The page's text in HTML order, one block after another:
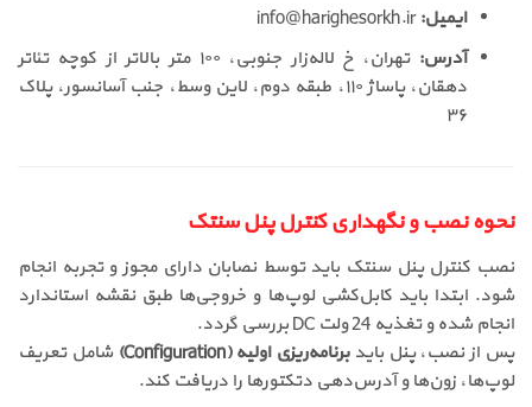
ایمیل: info@harighesorkh.ir
آدرس:
تهران، خ لاله‌زار جنوبی، ۱۰۰ متر بالاتر از کوچه تئاتر
دهقان، پاساژ ۱۱۰، طبقه دوم، لاین وسط، جنب آسانسور، پلاک
۳۶
نحوه نصب و نگهداری کنترل پنل سنتک
نصب کنترل پنل سنتک باید توسط نصابان دارای مجوز و تجربه انجام
شود. ابتدا باید کابل‌کشی لوپ‌ها و خروجی‌ها طبق نقشه استاندارد
انجام شده و تغذیه 24 ولت DC بررسی گردد.
پس از نصب، پنل بایدبرنامه‌ریزی اولیه (Configuration)
شامل تعریف
لوپ‌ها، زون‌ها و آدرس‌دهی دتکتورها را دریافت کند.